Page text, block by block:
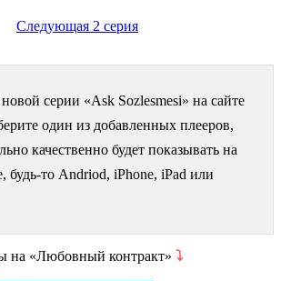
Следующая 2 серия
серии «Ask Sozlesmesi» на сайте
один из добавленных плееров,
качественно будет показывать на
будь-то Andriod, iPhone, iPad или
на «Любовный контракт» ⤵